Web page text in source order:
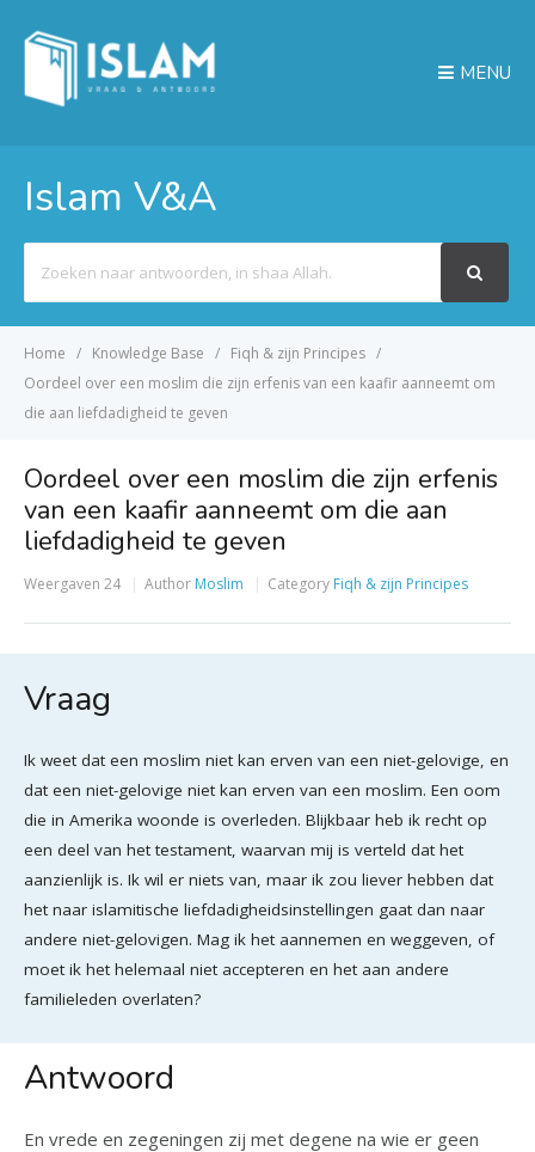
MENU
Islam V&A
For
Home Knowledge Base
Fiqh & zijn Principes
Oordeel over een moslim die zijn erfenis van een kaafir aanneemt om
die aan liefdadigheid te geven
Oordeel over een moslim die zijn erfenis
van een kaafir aanneemt om die aan
liefdadigheid te geven
Weergaven 24 Author Moslim Category Fiqh & zijn Principes
Vraag
Ik weet dat een moslim niet kan erven van een niet-gelovige, en
dat een niet-gelovige niet kan erven van een moslim. Een oom
die in Amerika woonde is overleden. Blijkbaar heb ik recht op
een deel van het testament, waarvan mij is verteld dat het
aanzienlijk is. Ik wil er niets van, maar ik zou liever hebben dat
het naar islamitische liefdadigheidsinstellingen gaat dan naar
andere niet-gelovigen. Mag ik het aannemen en weggeven, of
moet ik het helemaal niet accepteren en het aan andere
familieleden overlaten?
Antwoord
En vrede en zegeningen zij met degene na wie er geen